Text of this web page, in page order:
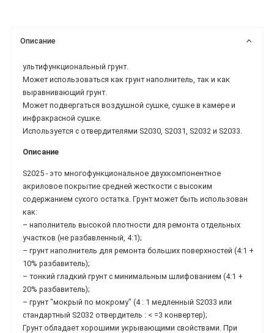
Описание
ультифункциональный грунт.
Может использоваться как грунт наполнитель, так и как
выравнивающий грунт.
Может подвергаться воздушной сушке, сушке в камере и
инфракрасной сушке.
Используется с отвердителями S2030, S2031, S2032 и S2033.
Описание
S2025 - это многофункциональное двухкомпонентное
акриловое покрытие средней жесткости с высоким
содержанием сухого остатка. Грунт может быть использован
как:
– наполнитель высокой плотности для ремонта отдельных
участков (не разбавленный, 4:1);
– грунт наполнитель для ремонта больших поверхностей (4:1 +
10% разбавитель);
– тонкий гладкий грунт с минимальным шлифованием (4:1 +
20% разбавитель);
– грунт "мокрый по мокрому" (4 : 1 медленный S2033 или
стандартный S2032 отвердитель : < =3 конвертер);
Грунт обладает хорошими укрывающими свойствами. При